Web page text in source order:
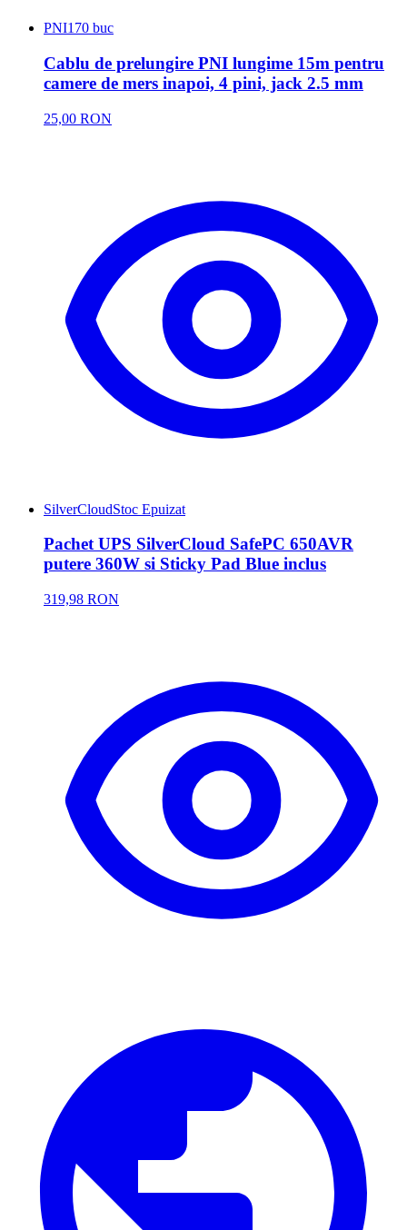
PNI170 buc
Cablu de prelungire PNI lungime 15m pentru
camere de mers inapoi, 4 pini, jack 2.5 mm
25,00 RON
SilverCloudStoc Epuizat
Pachet UPS SilverCloud SafePC 650AVR
putere 360W si Sticky Pad Blue inclus
319,98 RON